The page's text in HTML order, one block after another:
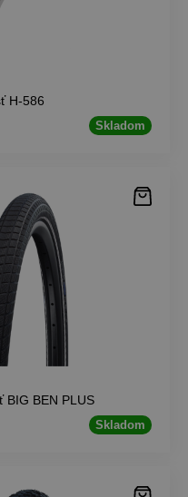
H-586
Skladom
BIG BEN PLUS
Skladom